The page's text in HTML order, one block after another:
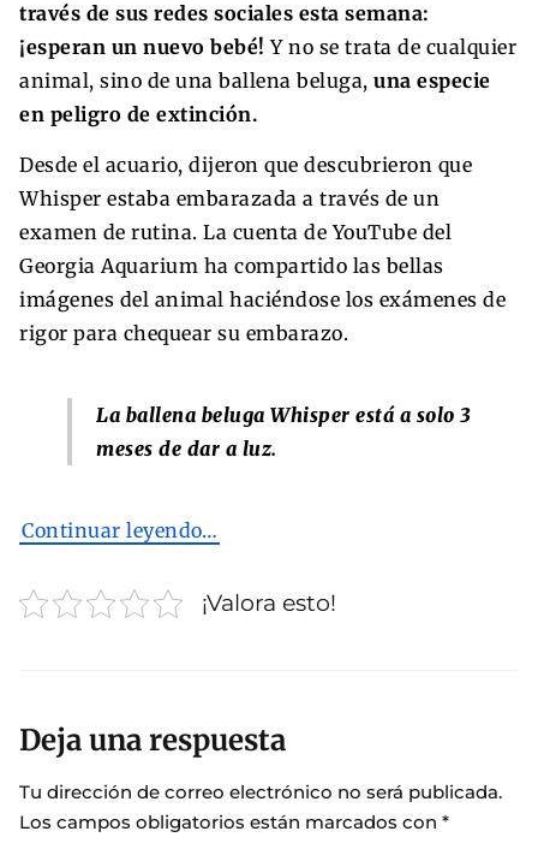
través de sus redes sociales esta semana:
¡esperan un nuevo bebé!Y no se trata de cualquier
animal, sino de una ballena beluga, una especie
en peligro de extinción.
Desde el acuario, dijeron que descubrieron que
Whisper estaba embarazada a través de un
examen de rutina. La cuenta de YouTube del
Georgia Aquarium ha compartido las bellas
imágenes del animal haciéndose los exámenes de
rigor para chequear su embarazo.
La ballena beluga Whisper está a solo 3
meses de dar a luz.
Continuar leyendo…
¡Valora esto!
Deja una respuesta
Tu dirección de correo electrónico no será publicada.
Los campos obligatorios están marcados con *